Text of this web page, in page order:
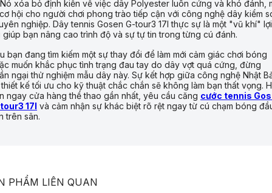
xóa bỏ định kiến về việc dây Polyester luôn cứng và khó đánh,
hội cho người chơi phong trào tiếp cận với công nghệ dây kiểm
nghiệp. Dây tennis Gosen G-tour3 17l thực sự là một "vũ khí" lợi
giúp bạn nâng cao trình độ và sự tự tin trong từng cú đánh.
bạn đang tìm kiếm một sự thay đổi để làm mới cảm giác chơi bóng
muốn khắc phục tình trạng đau tay do dây vợt quá cứng, đừng
ngại thử nghiệm mẫu dây này. Sự kết hợp giữa công nghệ Nhật
kế tối ưu cho kỹ thuật chắc chắn sẽ không làm bạn thất vọng.
ngay cửa hàng thể thao gần nhất, yêu cầu căng cước tennis
17l và cảm nhận sự khác biệt rõ rệt ngay từ cú chạm bóng
trên sân.
PHẨM LIÊN QUAN